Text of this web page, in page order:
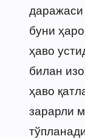
даражаси
буни
ҳаво
билан
ҳаво
зарарли